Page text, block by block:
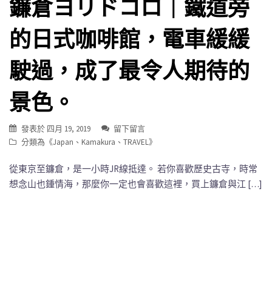
鐮倉ヨリドコロ｜鐵道旁
的日式咖啡館，電車緩緩
駛過，成了最令人期待的
景色。
發表於 四月 19, 2019
留下留言
分類為《Japan 、 Kamakura 、 TRAVEL》
從東京至鐮倉，是一小時JR線抵達。 若你喜歡歷史古寺，時常
想念山也鍾情海，那麼你一定也會喜歡這裡，買上鐮倉與江 […]